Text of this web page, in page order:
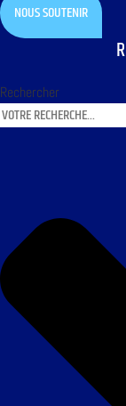
NOUS SOUTENIR
Rechercher